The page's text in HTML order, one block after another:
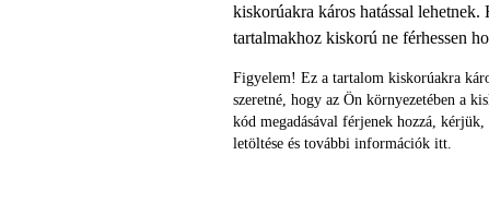
kiskorúakra káros hatással lehetnek.
tartalmakhoz kiskorú ne férhessen
Figyelem! Ez a tartalom kiskorúakra
szeretné, hogy az Ön környezetében a
kód megadásával férjenek hozzá,
letöltése és további információk itt.